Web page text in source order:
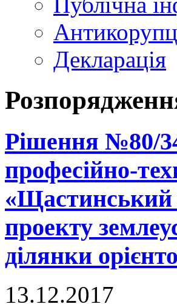
Декларація
Рішення №80/
професійно-
«Щастинський
проекту
ділянки
13.12.2017